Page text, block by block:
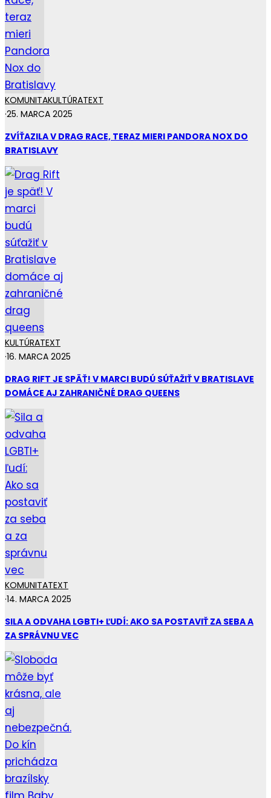
KOMUNITAKULTÚRATEXT
·25. MARCA 2025
ZVÍŤAZILA V DRAG RACE, TERAZ MIERI PANDORA NOX DO
BRATISLAVY
KULTÚRATEXT
·16. MARCA 2025
DRAG RIFT JE SPÄŤ! V MARCI BUDÚ SÚŤAŽIŤ V BRATISLAVE
DOMÁCE AJ ZAHRANIČNÉ DRAG QUEENS
KOMUNITATEXT
·14. MARCA 2025
SILA A ODVAHA LGBTI+ ĽUDÍ: AKO SA POSTAVIŤ ZA SEBA A
ZA SPRÁVNU VEC